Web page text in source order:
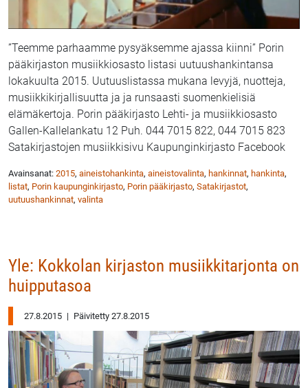
”Teemme parhaamme pysyäksemme ajassa kiinni” Porin
pääkirjaston musiikkiosasto listasi uutuushankintansa
lokakuulta 2015. Uutuuslistassa mukana levyjä, nuotteja,
musiikkikirjallisuutta ja ja runsaasti suomenkielisiä
elämäkertoja. Porin pääkirjasto Lehti- ja musiikkiosasto
Gallen-Kallelankatu 12 Puh. 044 7015 822, 044 7015 823
Satakirjastojen musiikkisivu Kaupunginkirjasto Facebook
Avainsanat: 2015, aineistohankinta, aineistovalinta, hankinnat, hankinta,
listat, Porin kaupunginkirjasto, Porin pääkirjasto, Satakirjastot,
uutuushankinnat, valinta
Yle: Kokkolan kirjaston musiikkitarjonta on
huipputasoa
27.8.2015 | Päivitetty 27.8.2015